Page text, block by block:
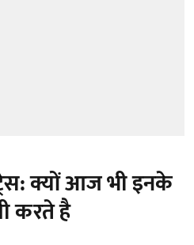
क्यों आज भी इनके
करते है